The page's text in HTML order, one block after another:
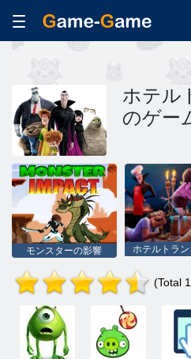
ホテル
のゲー
モンスターの影響
(Total